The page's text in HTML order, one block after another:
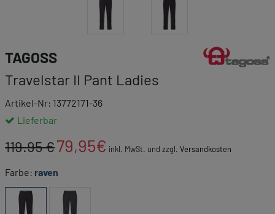
TAGOSS
Travelstar II Pant Ladies
Link zur
Artikel-Nr: 13772171-36
Lieferbar
119.95 €79,95€ inkl. MwSt. und zzgl. Versandkosten
Farbe: raven